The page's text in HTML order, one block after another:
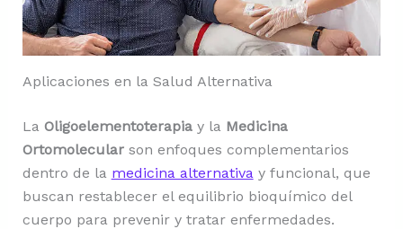
Aplicaciones en la Salud Alternativa
La Oligoelementoterapiay la Medicina
Ortomolecularson enfoques complementarios
dentro de la medicina alternativay funcional, que
buscan restablecer el equilibrio bioquímico del
cuerpo para prevenir y tratar enfermedades.